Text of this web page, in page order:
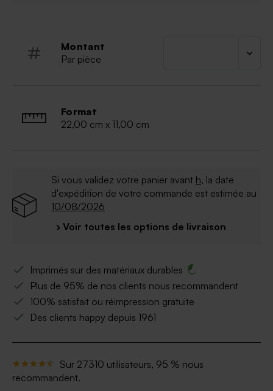
Montant
Par pièce
Format
22,00 cm x 11,00 cm
Si vous validez votre panier avant h, la date
d'expédition de votre commande est estimée au
10/08/2026
› Voir toutes les options de livraison
Imprimés sur des matériaux durables
Plus de 95% de nos clients nous recommandent
100% satisfait ou réimpression gratuite
Des clients happy depuis 1961
Sur 27310 utilisateurs, 95 % nous
recommandent.